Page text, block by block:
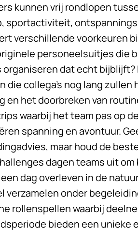
kunnen vrij rondlopen
sportactiviteit,
verschillende voorkeuren
personeelsuitjes die
organiseren dat echt
die collega’s nog lang
en het doorbreken van
waarbij het team pas op
spanning en avontuur.
maar houd de
dagen teams uit
een dag overleven in de
verzamelen onder
rollenspellen waarbij
bieden een unieke